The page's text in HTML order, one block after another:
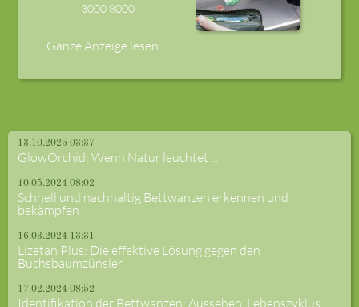
3000 8000
Ganze Anzeige lesen ...
13.10.2025 03:37
GlowOrchid: Wenn Natur leuchtet ...
10.05.2024 08:02
Schnell und nachhaltig Bettwanzen erkennen und
bekämpfen
16.03.2024 13:31
Lizetan Plus: Die effektive Lösung gegen den
Buchsbaumzünsler
17.02.2024 08:52
Identifikation der Bettwanzen: Aussehen, Lebenszyklus